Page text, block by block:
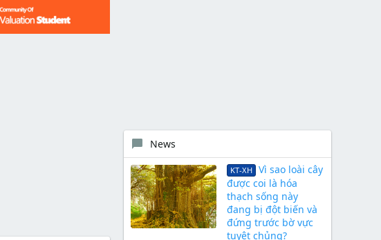
News
KT-XH
Vì sao loài cây
được coi là hóa
thạch sống này
đang bị đột biến và
đứng trước bờ vực
tuyệt chủng?